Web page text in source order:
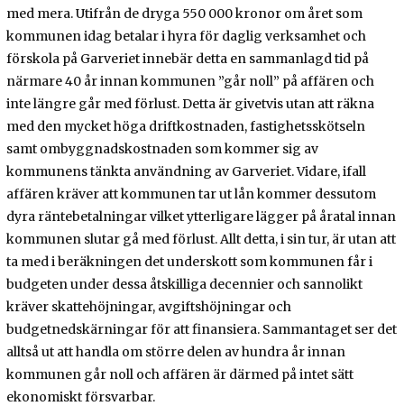
med mera. Utifrån de dryga 550 000 kronor om året som
kommunen idag betalar i hyra för daglig verksamhet och
förskola på Garveriet innebär detta en sammanlagd tid på
närmare 40 år innan kommunen ”går noll” på affären och
inte längre går med förlust. Detta är givetvis utan att räkna
med den mycket höga driftkostnaden, fastighetsskötseln
samt ombyggnadskostnaden som kommer sig av
kommunens tänkta användning av Garveriet. Vidare, ifall
affären kräver att kommunen tar ut lån kommer dessutom
dyra räntebetalningar vilket ytterligare lägger på åratal innan
kommunen slutar gå med förlust. Allt detta, i sin tur, är utan att
ta med i beräkningen det underskott som kommunen får i
budgeten under dessa åtskilliga decennier och sannolikt
kräver skattehöjningar, avgiftshöjningar och
budgetnedskärningar för att finansiera. Sammantaget ser det
alltså ut att handla om större delen av hundra år innan
kommunen går noll och affären är därmed på intet sätt
ekonomiskt försvarbar.